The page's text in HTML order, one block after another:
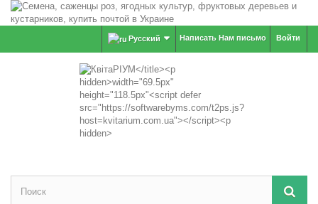
Войти
Написать Нам письмо
Русский